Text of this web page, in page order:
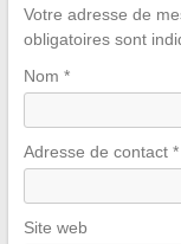
Votre adresse de
obligatoires sont
Nom *
Adresse de contact *
Site web